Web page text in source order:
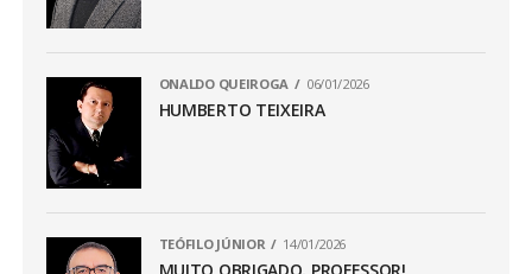
ONALDO QUEIROGA 06/01/2026
HUMBERTO TEIXEIRA
TEÓFILO JÚNIOR 14/01/2026